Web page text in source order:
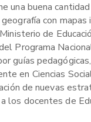
una buena
con mapas
de
Programa
guías
en Ciencias
de nuevas
docentes de